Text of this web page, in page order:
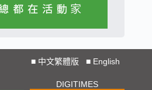
■ 中文繁體版 ■ English
DIGITIMES